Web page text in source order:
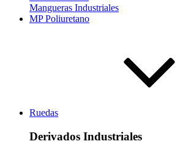
Mangueras Industriales
MP Poliuretano
Ruedas
Derivados Industriales